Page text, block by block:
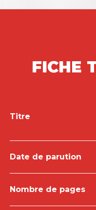
FICHE
Titre
Date de parution
Nombre de pages